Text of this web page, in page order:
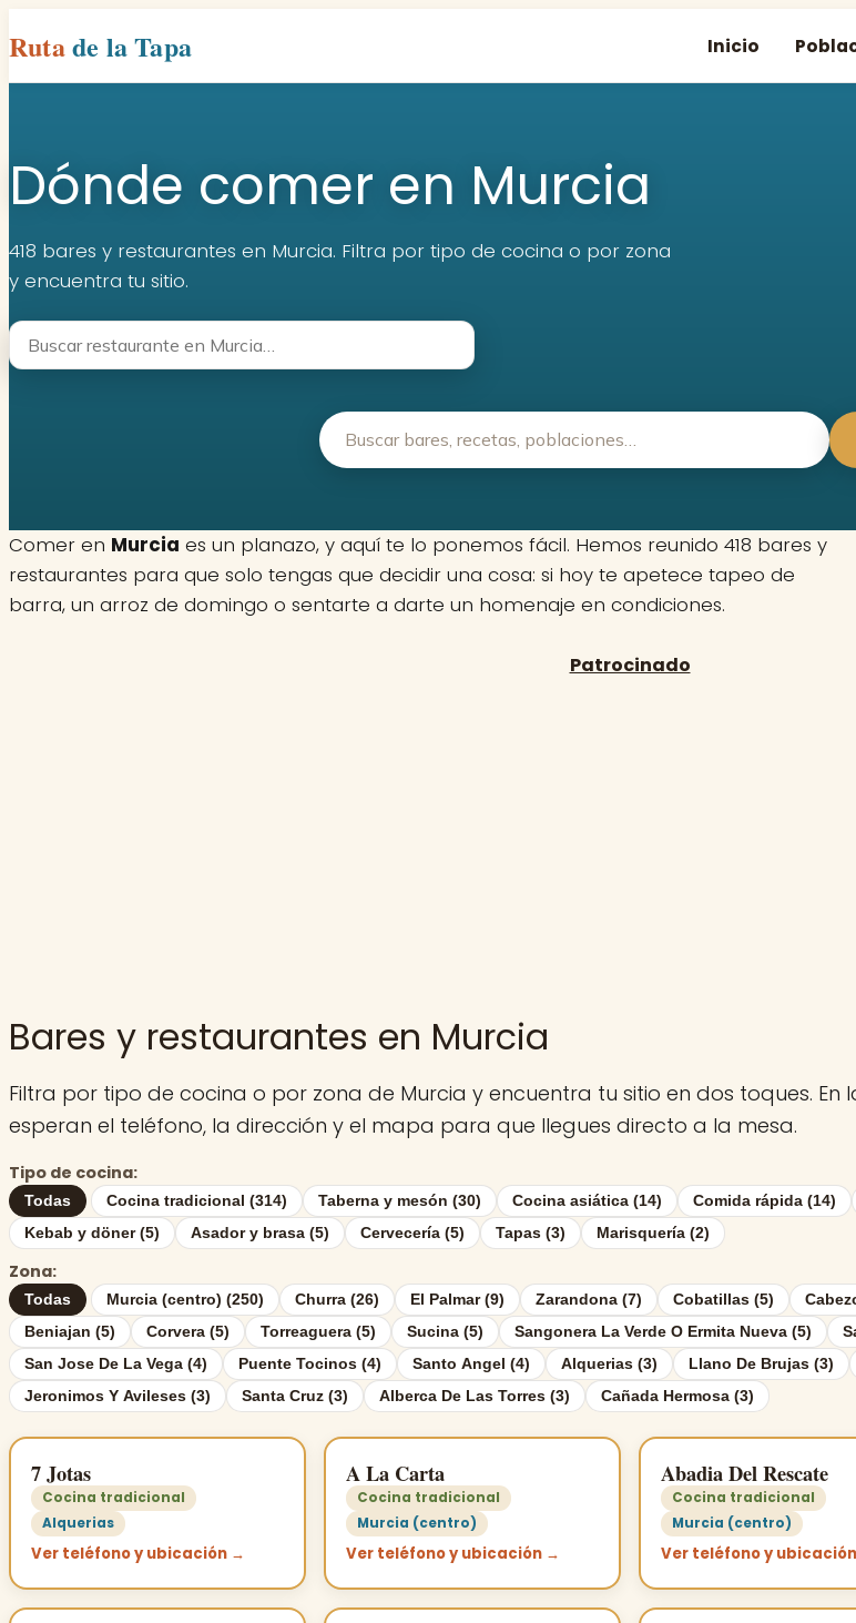
Rutade la Tapa Inicio
Dónde comer en Murcia
418 bares y restaurantes en Murcia. Filtra por tipo de cocina o por zona
y encuentra tu sitio.
Comer en Murcia es un planazo, y aquí te lo ponemos fácil. Hemos reunido 418 bares y
restaurantes para que solo tengas que decidir una cosa: si hoy te apetece tapeo de
barra, un arroz de domingo o sentarte a darte un homenaje en condiciones.
Bares y restaurantes en Murcia
Filtra por tipo de cocina o por zona de Murcia y encuentra tu sitio en dos toques.
esperan el teléfono, la dirección y el mapa para que llegues directo a la mesa.
Tipo de cocina:
Todas Cocina tradicional (314) Taberna y mesón (30) Cocina asiática (14) Comida rápida (14)
Kebab y döner (5)
Asador y brasa (5) Cervecería (5) Tapas (3) Marisquería (2)
Zona:
Todas Murcia (centro) (250) Churra (26) El Palmar (9) Zarandona (7) Cobatillas (5)
Beniajan (5)
Corvera (5) Torreaguera (5) Sucina (5) Sangonera La Verde O Ermita Nueva (5)
San Jose De La Vega (4)
Puente Tocinos (4) Santo Angel (4) Alquerias (3) Llano De Brujas (3)
Jeronimos Y Avileses (3)
Santa Cruz (3) Alberca De Las Torres (3) Cañada Hermosa (3)
7 Jotas
Cocina tradicional
Alquerias
Ver teléfono y ubicación →
A La Carta
Cocina tradicional
Murcia (centro)
Ver teléfono y ubicación →
Abadia Del Rescate
Cocina tradicional
Murcia (centro)
Ver teléfono y